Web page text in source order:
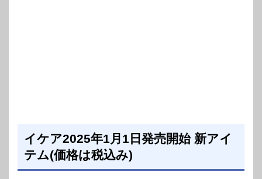
イケア2025年1月1日発売開始 新アイ
テム(価格は税込み)